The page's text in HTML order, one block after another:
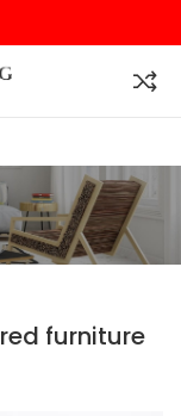
furniture